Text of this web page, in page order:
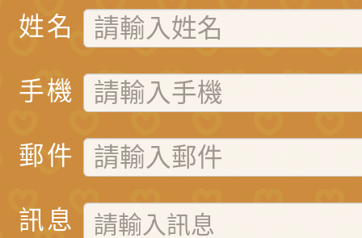
姓名
手機
郵件
訊息